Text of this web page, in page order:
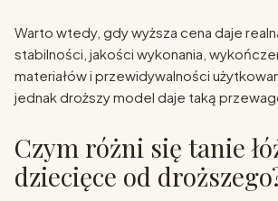
Warto wtedy, gdy wyższa cena daje
stabilności, jakości wykonania,
materiałów i przewidywalności
jednak droższy model daje taką
Czym różni się tanie
dziecięce od